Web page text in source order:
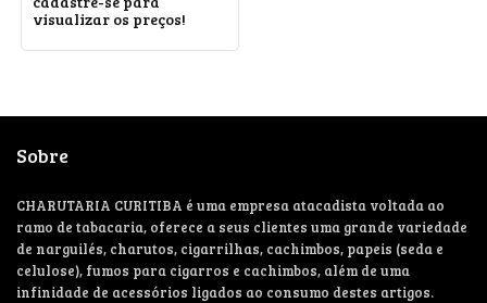
visualizar os preços!
Sobre
CHARUTARIA CURITIBA é uma empresa atacadista voltada ao
ramo de tabacaria, oferece a seus clientes uma grande variedade
de narguilés, charutos, cigarrilhas, cachimbos, papeis (seda e
celulose), fumos para cigarros e cachimbos, além de uma
infinidade de acessórios ligados ao consumo destes artigos.